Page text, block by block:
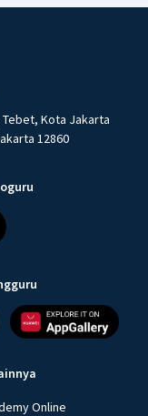
Tebet, Kota Jakarta
12860
Online